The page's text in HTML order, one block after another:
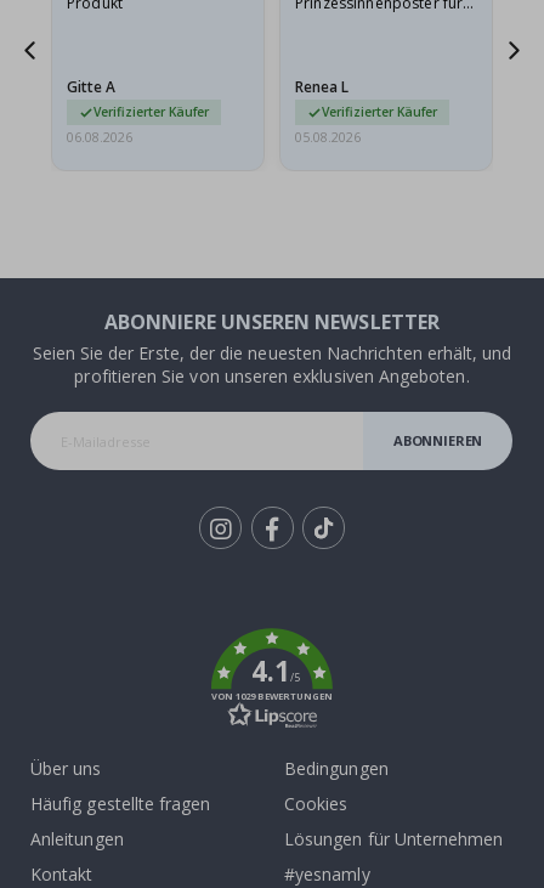
Gitte A
Verifizierter Käufer
06.08.2026
beschädigt…
Renea L
Verifizierter Käufer
05.08.2026
ABONNIERE UNSEREN NEWSLETTER
Seien Sie der Erste, der die neuesten Nachrichten erhält, und
profitieren Sie von unseren exklusiven Angeboten.
ABONNIEREN
4.1/5
VON 1029 BEWERTUNGEN
Über uns
Häufig gestellte fragen
Anleitungen
Kontakt
Bedingungen
Cookies
Lösungen für Unternehmen
#yesnamly